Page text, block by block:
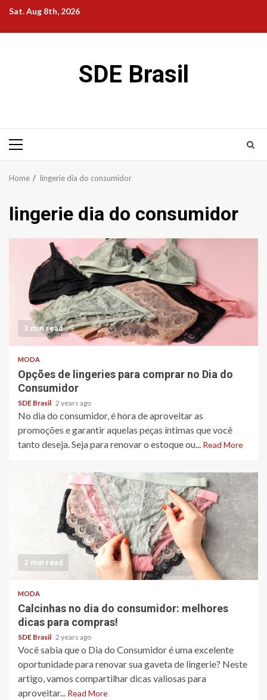
Skip
content
Sat. Aug 8th, 2026
SDE Brasil
Primary
Home lingerie dia do consumidor
lingerie dia do consumidor
3 min read
MODA
Opções de lingeries para comprar no Dia do
Consumidor
SDE Brasil 2 years ago
No dia do consumidor, é hora de aproveitar as
promoções e garantir aquelas peças íntimas que você
tanto deseja. Seja para renovar o estoque ou... Read More
2 min read
MODA
Calcinhas no dia do consumidor: melhores
dicas para compras!
SDE Brasil 2 years ago
Você sabia que o Dia do Consumidor é uma excelente
oportunidade para renovar sua gaveta de lingerie? Neste
artigo, vamos compartilhar dicas valiosas para
aproveitar... Read More